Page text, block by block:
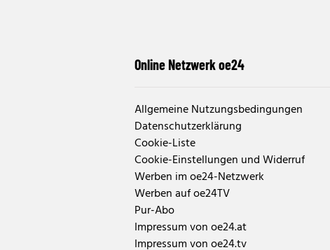
Online Netzwerk oe24
Allgemeine Nutzungsbedingungen
Datenschutzerklärung
Cookie-Liste
Cookie-Einstellungen und Widerruf
Werben im oe24-Netzwerk
Werben auf oe24TV
Pur-Abo
Impressum von oe24.at
Impressum von oe24.tv